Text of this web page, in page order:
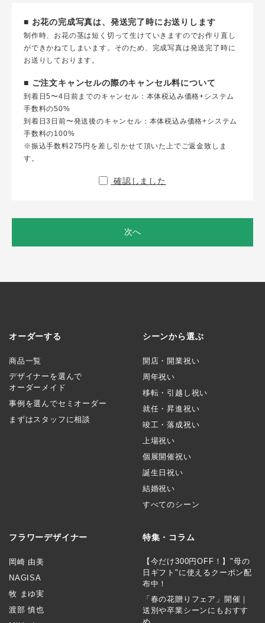
■ お花の完成写真は、発送完了時にお送りします
制作時、お花の茎は短く切って生けていきますのでお作り直し
ができかねてしまいます。そのため、完成写真は発送完了時に
お送りしております。
■ ご注文キャンセルの際のキャンセル料について
到着日5〜4日前までのキャンセル：本体税込み価格+システム
手数料の50%
到着日3日前〜発送後のキャンセル：本体税込み価格+システム
手数料の100%
※振込手数料275円を差し引かせて頂いた上でご返金致しま
す。
確認しました
次へ
オーダーする
商品一覧
デザイナーを選んで
オーダーメイド
事例を選んでセミオーダー
まずはスタッフに相談
シーンから選ぶ
開店・開業祝い
周年祝い
移転・引越し祝い
就任・昇進祝い
竣工・落成祝い
上場祝い
個展開催祝い
誕生日祝い
結婚祝い
すべてのシーン
フラワーデザイナー
岡崎 由美
NAGISA
牧 まゆ実
渡部 慎也
特集・コラム
【今だけ300円OFF！】"母の
日ギフト"に使えるクーポン配
布中！
「春の花贈りフェア」開催｜
送別や卒業シーンにもおすす